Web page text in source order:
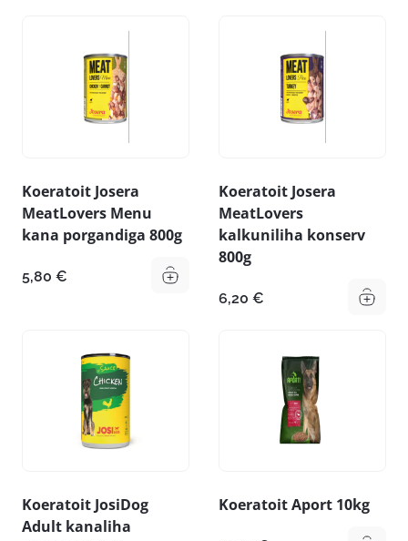
Koeratoit Josera
MeatLovers Menu
kana porgandiga 800g
5,80 €
Koeratoit Josera
MeatLovers
kalkuniliha konserv
800g
6,20 €
Koeratoit JosiDog
Adult kanaliha
Koeratoit Aport 10kg